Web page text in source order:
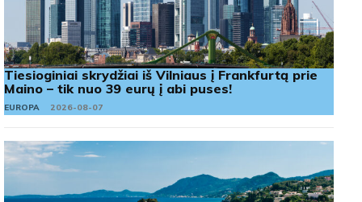
Tiesioginiai skrydžiai iš Vilniaus į Frankfurtą prie
Maino – tik nuo 39 eurų į abi puses!
EUROPA 2026-08-07